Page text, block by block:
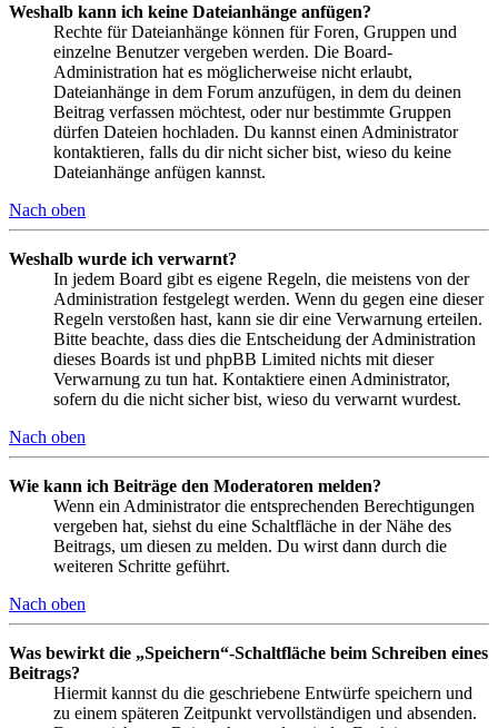
Weshalb kann ich keine Dateianhänge anfügen?
Rechte für Dateianhänge können für Foren, Gruppen und
einzelne Benutzer vergeben werden. Die Board-
Administration hat es möglicherweise nicht erlaubt,
Dateianhänge in dem Forum anzufügen, in dem du deinen
Beitrag verfassen möchtest, oder nur bestimmte Gruppen
dürfen Dateien hochladen. Du kannst einen Administrator
kontaktieren, falls du dir nicht sicher bist, wieso du keine
Dateianhänge anfügen kannst.
Nach oben
Weshalb wurde ich verwarnt?
In jedem Board gibt es eigene Regeln, die meistens von der
Administration festgelegt werden. Wenn du gegen eine dieser
Regeln verstoßen hast, kann sie dir eine Verwarnung erteilen.
Bitte beachte, dass dies die Entscheidung der Administration
dieses Boards ist und phpBB Limited nichts mit dieser
Verwarnung zu tun hat. Kontaktiere einen Administrator,
sofern du die nicht sicher bist, wieso du verwarnt wurdest.
Nach oben
Wie kann ich Beiträge den Moderatoren melden?
Wenn ein Administrator die entsprechenden Berechtigungen
vergeben hat, siehst du eine Schaltfläche in der Nähe des
Beitrags, um diesen zu melden. Du wirst dann durch die
weiteren Schritte geführt.
Nach oben
Was bewirkt die „Speichern“-Schaltfläche beim Schreiben eines
Beitrags?
Hiermit kannst du die geschriebene Entwürfe speichern und
zu einem späteren Zeitpunkt vervollständigen und absenden.